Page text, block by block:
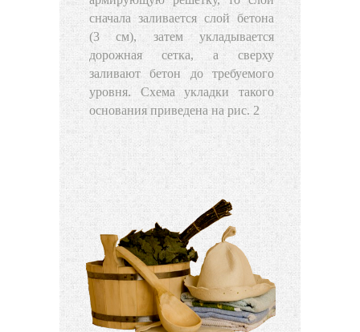
сначала заливается слой бетона
(3 см), затем укладывается
дорожная сетка, а сверху
заливают бетон до требуемого
уровня. Схема укладки такого
основания приведена на рис. 2